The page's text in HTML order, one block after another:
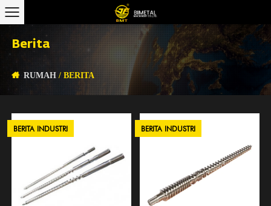
Berita
RUMAH /BERITA
BERITA INDUSTRI BERITA INDUSTRI